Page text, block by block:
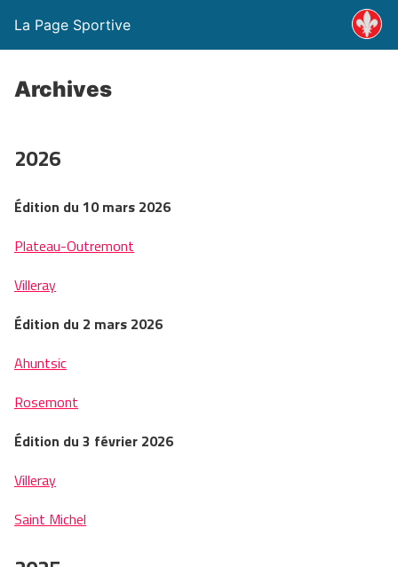
La Page Sportive
Archives
2026
Édition du 10 mars 2026
Plateau-Outremont
Villeray
Édition du 2 mars 2026
Ahuntsic
Rosemont
Édition du 3 février 2026
Villeray
Saint Michel